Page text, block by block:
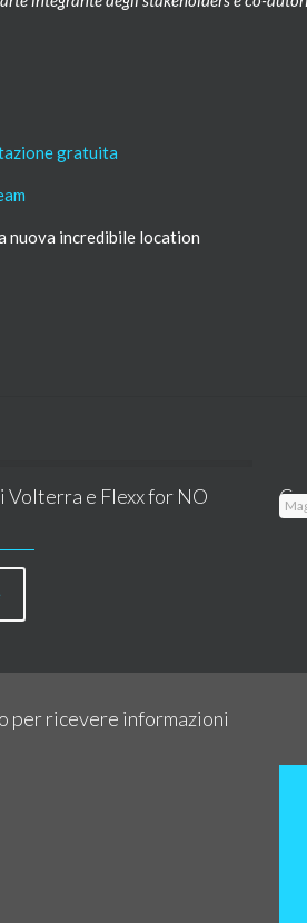
gratuita
nuova incredibile location
Volterra e Flexx for NO
per ricevere informazioni